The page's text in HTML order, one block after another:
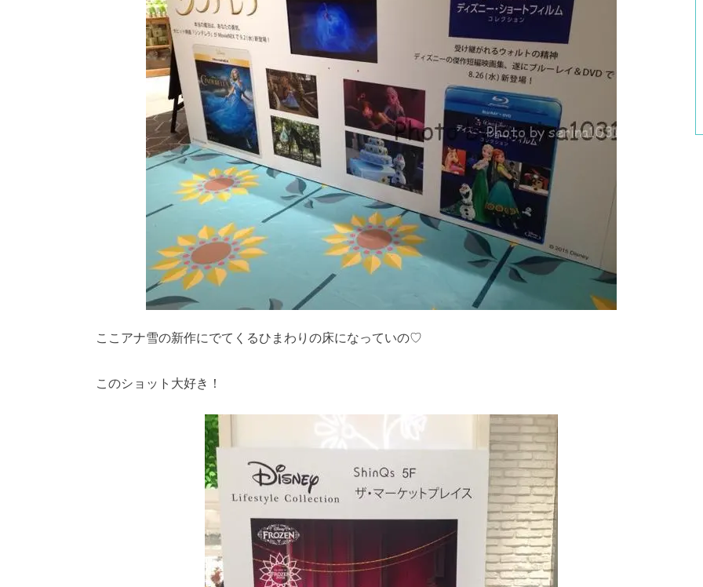
ここアナ雪の新作にでてくるひまわりの床になっていの♡
このショット大好き！